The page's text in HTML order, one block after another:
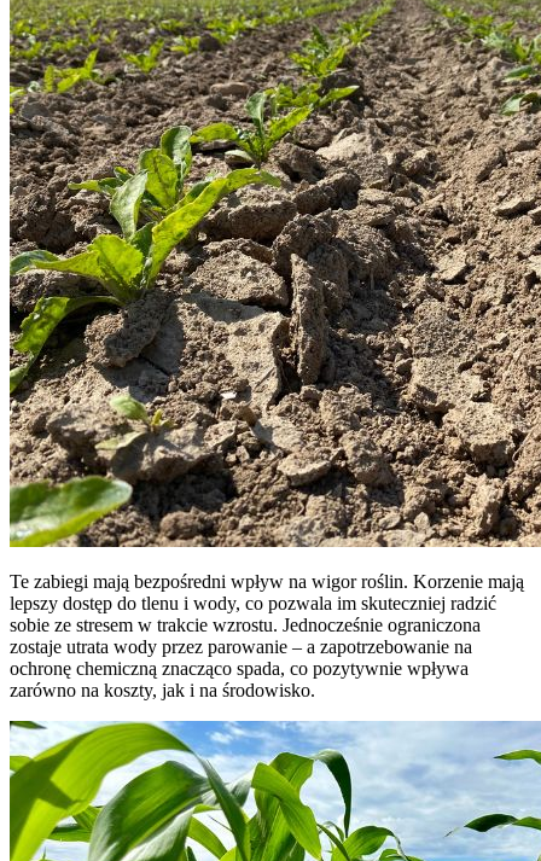
Te zabiegi mają bezpośredni wpływ na wigor roślin. Korzenie mają
lepszy dostęp do tlenu i wody, co pozwala im skuteczniej radzić
sobie ze stresem w trakcie wzrostu. Jednocześnie ograniczona
zostaje utrata wody przez parowanie – a zapotrzebowanie na
ochronę chemiczną znacząco spada, co pozytywnie wpływa
zarówno na koszty, jak i na środowisko.